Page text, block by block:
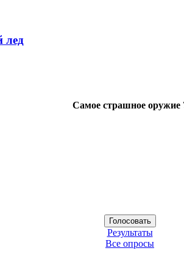
лед
Самое страшное оружие
Результаты
Все опросы